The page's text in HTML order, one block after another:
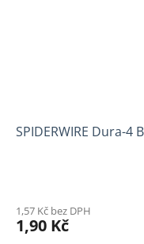
SPIDERWIRE Dura-
1,57 Kč bez DPH
1,90 Kč